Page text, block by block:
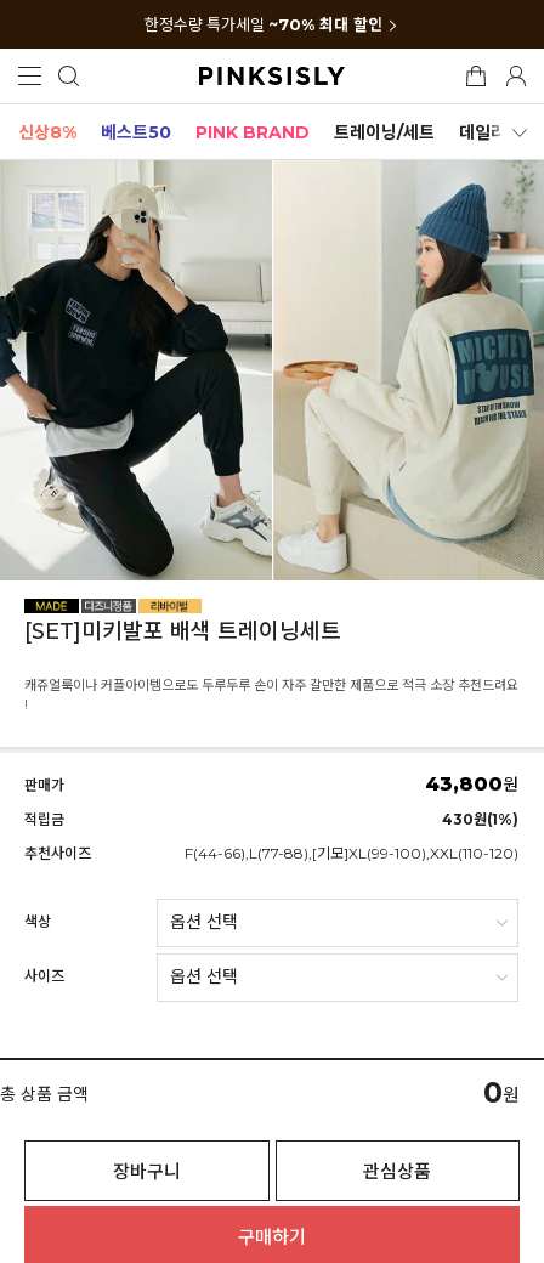
한정수량 특가세일 ~70% 최대 할인
신상8% 베스트50 PINK BRAND 트레이닝/세트 데일리세트
[SET]미키발포 배색 트레이닝세트
캐쥬얼룩이나 커플아이템으로도 두루두루 손이 자주 갈만한 제품으로 적극 소장 추천드려요
!
판매가 43,800원
적립금
430원(1%)
추천사이즈
F(44-66),L(77-88),[기모]XL(99-100),XXL(110-120)
색상
사이즈
총 상품 금액 0원
장바구니 관심상품
구매하기